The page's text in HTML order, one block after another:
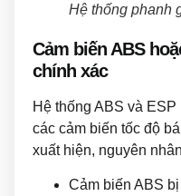
Hệ thống phanh
Cảm biến ABS
chính xác
Hệ thống ABS và
các cảm biến tốc độ
xuất hiện, nguyên
Cảm biến ABS